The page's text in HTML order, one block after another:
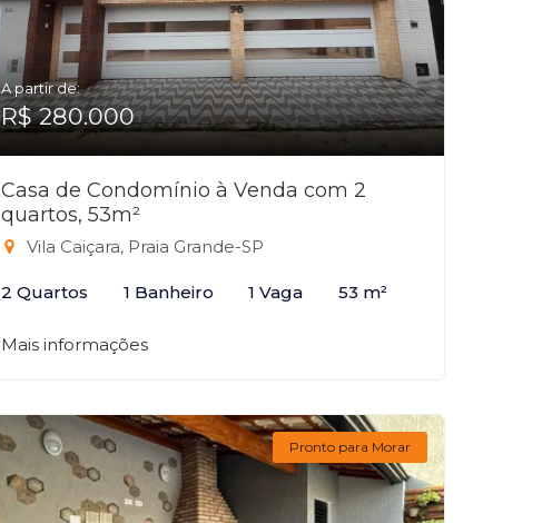
A partir de:
R$ 280.000
Casa de Condomínio à Venda com 2
quartos, 53m²
Vila Caiçara, Praia Grande-SP
2 Quartos 1 Banheiro 1 Vaga 53 m²
Mais informações
Pronto para Morar